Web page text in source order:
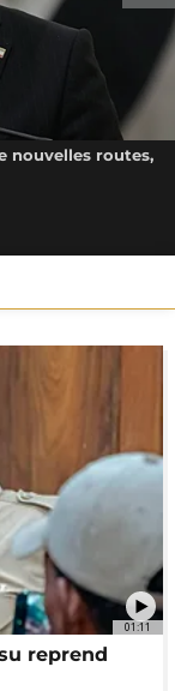
nouvelles routes,
01:11
reprend